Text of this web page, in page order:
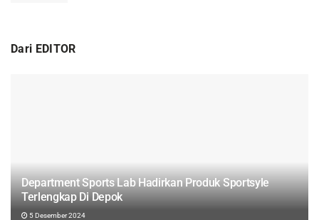
Dari EDITOR
Department Sports Lab Hadirkan Produk Sportsyle
Terlengkap Di Depok
5 Desember 2024